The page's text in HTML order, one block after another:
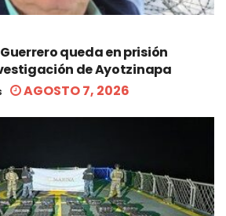
queda en prisión
de Ayotzinapa
AGOSTO 7, 2026